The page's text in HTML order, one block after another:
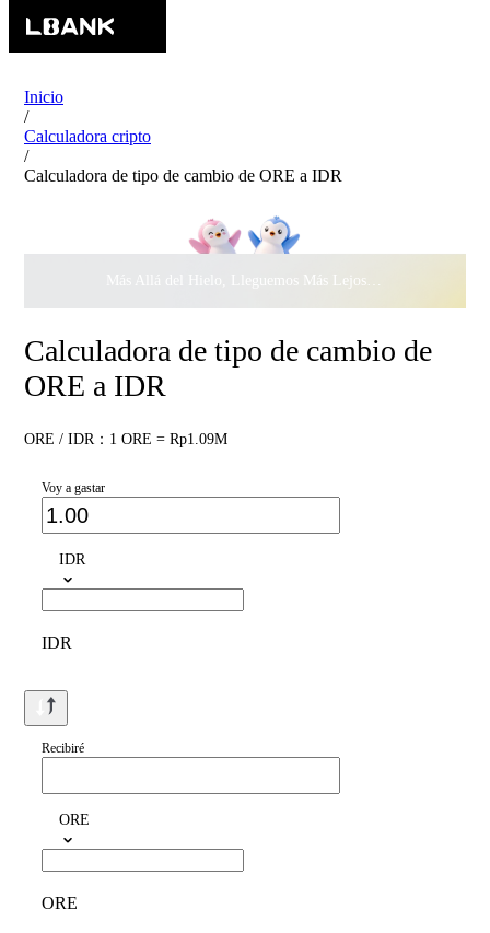
Inicio
/
Calculadora cripto
/
Calculadora de tipo de cambio de ORE a IDR
Más Allá del Hielo, Lleguemos Más Lejos Juntos ·
Calculadora de tipo de cambio de
ORE a IDR
ORE / IDR：1 ORE = Rp1.09M
Voy a gastar
IDR
IDR
Recibiré
ORE
ORE